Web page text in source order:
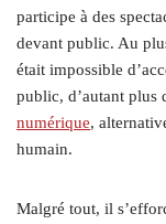
participe à des
devant public. Au
était impossible
public, d’autant plus
numérique,
humain.
Malgré tout, il